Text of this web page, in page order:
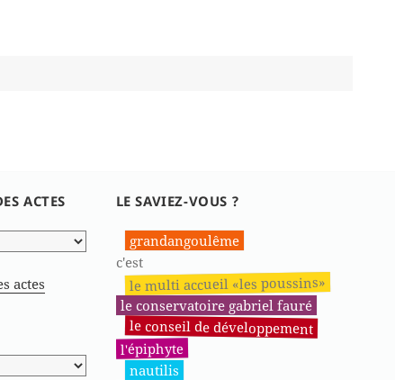
ACTES
actes
LE SAVIEZ-VOUS ?
grandangoulême
c'est
le multi accueil «les poussins»
le conservatoire gabriel fauré
le conseil de développement
l'épiphyte
nautilis